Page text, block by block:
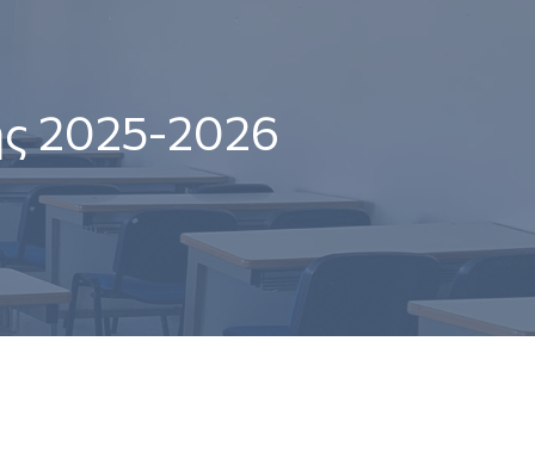
2025-2026